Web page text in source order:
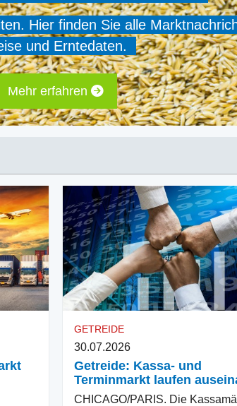
Hier finden Sie alle
und Erntedaten.
Mehr erfahren
GETREIDE
30.07.2026
Getreide: Kassa- und
Terminmarkt laufen
CHICAGO/PARIS. Die